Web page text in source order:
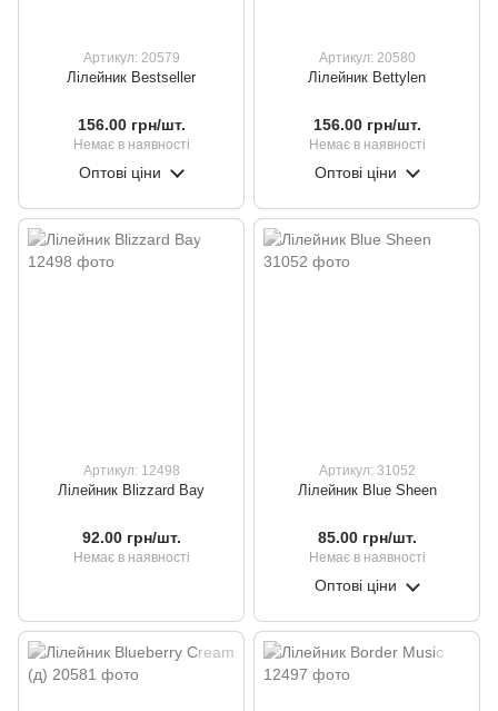
Артикул: 20579
Лілейник Bestseller
156.00 грн/шт.
Немає в наявності
Оптові ціни
Артикул: 20580
Лілейник Bettylen
156.00 грн/шт.
Немає в наявності
Оптові ціни
Артикул: 12498
Лілейник Blizzard Bay
92.00 грн/шт.
Немає в наявності
Артикул: 31052
Лілейник Blue Sheen
85.00 грн/шт.
Немає в наявності
Оптові ціни